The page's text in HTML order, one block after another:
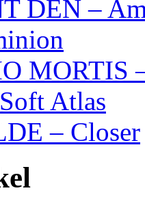
DEN –
MORTIS
Atlas
– Closer